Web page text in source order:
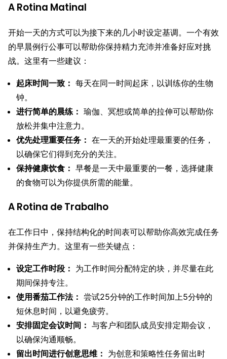
A Rotina Matinal
开始一天的方式可以为接下来的几小时设定基调。一个有效
的早晨例行公事可以帮助你保持精力充沛并准备好应对挑
战。这里有一些建议：
起床时间一致： 每天在同一时间起床，以训练你的生物
钟。
进行简单的晨练： 瑜伽、冥想或简单的拉伸可以帮助你
放松并集中注意力。
优先处理重要任务： 在一天的开始处理最重要的任务，
以确保它们得到充分的关注。
保持健康饮食： 早餐是一天中最重要的一餐，选择健康
的食物可以为你提供所需的能量。
A Rotina de Trabalho
在工作日中，保持结构化的时间表可以帮助你高效完成任务
并保持生产力。这里有一些关键点：
设定工作时段： 为工作时间分配特定的块，并尽量在此
期间保持专注。
使用番茄工作法： 尝试25分钟的工作时间加上5分钟的
短休息时间，以避免疲劳。
安排固定会议时间： 与客户和团队成员安排定期会议，
以确保沟通顺畅。
留出时间进行创意思维： 为创意和策略性任务留出时